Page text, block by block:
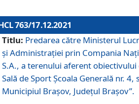
763/17.12.2021
Titlu: Predarea către Ministerul
și Administrației prin Compania
S.A., a terenului aferent
Sală de Sport Școala Generală nr. 4,
Municipiul Brașov, Județul Brașov”.